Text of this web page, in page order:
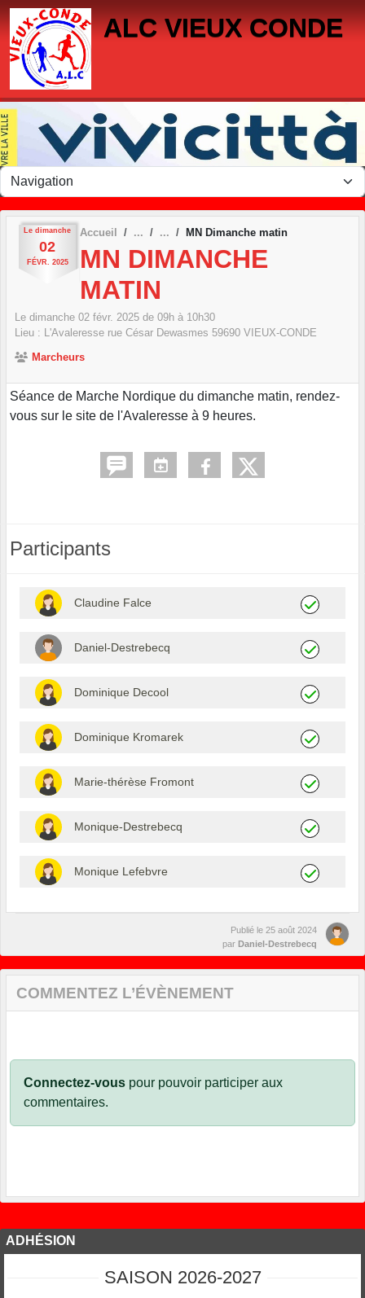
ALC VIEUX CONDE
Le dimanche
02
FÉVR. 2025
Accueil MN Dimanche matin
MN DIMANCHE
MATIN
Le dimanche 02 févr. 2025 de 09h à 10h30
Lieu : L'Avaleresse rue César Dewasmes 59690 VIEUX-CONDE
Marcheurs
Séance de Marche Nordique du dimanche matin, rendez-
vous sur le site de l'Avaleresse à 9 heures.
Participants
Claudine Falce
Daniel-Destrebecq
Dominique Decool
Dominique Kromarek
Marie-thérèse Fromont
Monique-Destrebecq
Monique Lefebvre
Publié le 25 août 2024
par Daniel-Destrebecq
COMMENTEZ L’ÉVÈNEMENT
Connectez-vous pour pouvoir participer aux
commentaires.
ADHÉSION
SAISON 2026-2027
Panneau de gestion des cookies